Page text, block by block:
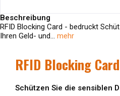
Beschreibung
RFID Blocking Card - bedruckt
Ihren Geld- und... mehr
RFID Blocking
Schützen Sie die sensiblen